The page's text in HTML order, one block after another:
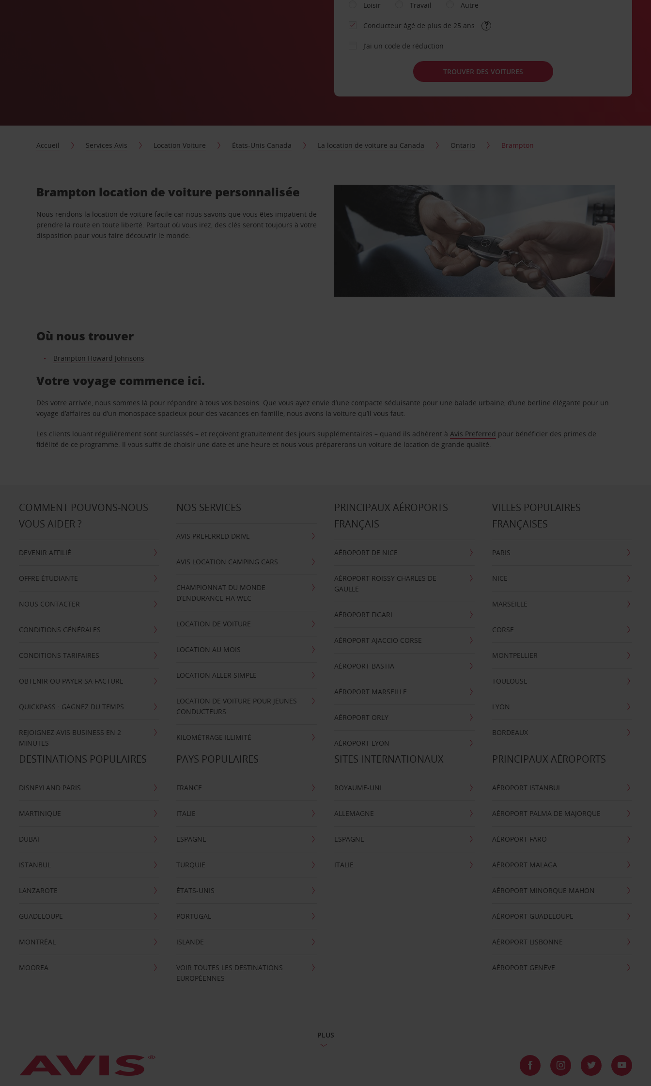
Loisir
Travail Autre
Conducteur âgé de plus de 25 ans
J’ai un code de réduction
TROUVER DES VOITURES
Accueil Services Avis Location Voiture États-Unis Canada La location de voiture au Canada Ontario Brampton
Brampton location de voiture personnalisée
Nous rendons la location de voiture facile car nous savons que vous êtes impatient de
prendre la route en toute liberté. Partout où vous irez, des clés seront toujours à votre
disposition pour vous faire découvrir le monde.
Où nous trouver
Brampton Howard Johnsons
Votre voyage commence ici.
Dès votre arrivée, nous sommes là pour répondre à tous vos besoins. Que vous ayez envie d’une compacte séduisante pour une balade urbaine, d’une berline élégante pour un
voyage d’affaires ou d’un monospace spacieux pour des vacances en famille, nous avons la voiture qu’il vous faut.
Les clients louant régulièrement sont surclassés – et reçoivent gratuitement des jours supplémentaires – quand ils adhèrent àAvis Preferred pour bénéficier des primes de
fidélité de ce programme. Il vous suffit de choisir une date et une heure et nous vous préparerons un voiture de location de grande qualité.
COMMENT POUVONS-NOUS
VOUS AIDER ?
DEVENIR AFFILIÉ
OFFRE ÉTUDIANTE
NOUS CONTACTER
CONDITIONS GÉNÉRALES
CONDITIONS TARIFAIRES
OBTENIR OU PAYER SA FACTURE
QUICKPASS : GAGNEZ DU TEMPS
REJOIGNEZ AVIS BUSINESS EN 2
MINUTES
NOS SERVICES
AVIS PREFERRED DRIVE
AVIS LOCATION CAMPING CARS
CHAMPIONNAT DU MONDE
D’ENDURANCE FIA WEC
LOCATION DE VOITURE
LOCATION AU MOIS
LOCATION ALLER SIMPLE
LOCATION DE VOITURE POUR JEUNES
CONDUCTEURS
KILOMÉTRAGE ILLIMITÉ
PRINCIPAUX AÉROPORTS
FRANÇAIS
AÉROPORT DE NICE
AÉROPORT ROISSY CHARLES DE
GAULLE
AÉROPORT FIGARI
AÉROPORT AJACCIO CORSE
AÉROPORT BASTIA
AÉROPORT MARSEILLE
AÉROPORT ORLY
AÉROPORT LYON
VILLES POPULAIRES
FRANÇAISES
PARIS
NICE
MARSEILLE
CORSE
MONTPELLIER
TOULOUSE
LYON
BORDEAUX
DESTINATIONS POPULAIRES
DISNEYLAND PARIS
MARTINIQUE
DUBAÏ
ISTANBUL
LANZAROTE
GUADELOUPE
MONTRÉAL
MOOREA
PAYS POPULAIRES
FRANCE
ITALIE
ESPAGNE
TURQUIE
ÉTATS-UNIS
PORTUGAL
ISLANDE
VOIR TOUTES LES DESTINATIONS
EUROPÉENNES
SITES INTERNATIONAUX
ROYAUME-UNI
ALLEMAGNE
ESPAGNE
ITALIE
PRINCIPAUX AÉROPORTS
AÉROPORT ISTANBUL
AÉROPORT PALMA DE MAJORQUE
AÉROPORT FARO
AÉROPORT MALAGA
AÉROPORT MINORQUE MAHON
AÉROPORT GUADELOUPE
AÉROPORT LISBONNE
AÉROPORT GENÈVE
PLUS